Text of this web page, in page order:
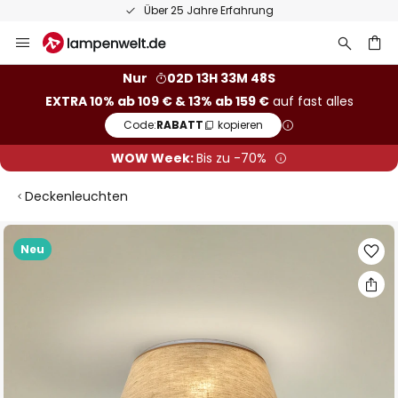
Über 25 Jahre Erfahrung
Inhalt
Nur
02D 13H 33M 48S
EXTRA 10% ab 109 € & 13% ab 159 €auf fast alles
Code:RABATT kopieren
WOW Week:Bis zu -70%
Deckenleuchten
Neu
Zum
Ende